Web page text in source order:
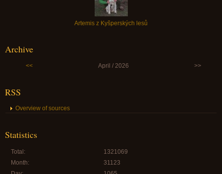
Artemis z Kyšperských lesů
Archive
<< April / 2026 >>
RSS
Overview of sources
Statistics
Total:
1321069
Month:
31123